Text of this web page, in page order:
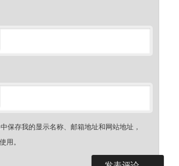
保存我的显示名称、邮箱地址和网站地址，
用。